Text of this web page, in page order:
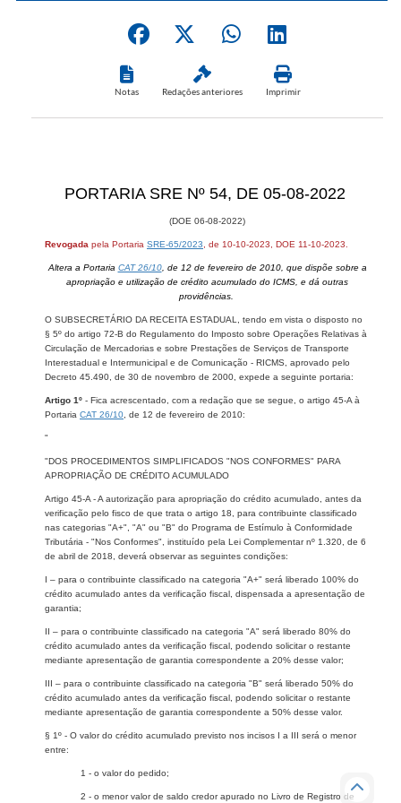
Notas Redações anteriores Imprimir
​PORTARIA SRE Nº 54, DE 05-08-2022
(DOE 06-08-2022)
Revogada pela Portaria SRE-65/2023 , de 10-10-2023, DOE 11-10-2023.​​​​​​​​
Altera a Portaria CAT 26/10, de 12 de fevereiro de 2010, que dispõe sobre a
apropriação e utilização de crédito acumulado do ICMS, e dá outras
providências.
O SUBSECRETÁRIO DA RECEITA ESTADUAL, tendo em vista o disposto no
§ 5º do artigo 72-B do Regulamento do Imposto sobre Operações Relativas à
Circulação de Merc​adorias e sobre Prestações de Serviços de Transporte
Interestadual e Intermunicipal e de Comunicação - RICMS, aprovado pelo
Decreto 45.490, de 30 de novembro de 2000, expede a seguinte portaria:
Artigo 1º - Fica acrescentado, com a redação que se segue, o artigo 45-A à
Portaria CAT 26/10 , de 12 de fevereiro de 2010:
"
"DOS PROCEDIMENTOS SIMPLIFICADOS "NOS CONFORMES" PARA
APROPRIAÇÃO DE CRÉDITO ACUMULADO
Artigo 45-A - A autorização para apropriação do crédito acumulado, antes da
verificação pelo fisco de que trata o artigo 18, para contribuinte classificado
nas categorias "A+", "A" ou "B" do Programa de Estímulo à Conformidade
Tributária - "Nos Conformes", instituído pela Lei Complementar nº 1.320, de 6
de abril de 2018, deverá observar as seguintes condições:
I – para o contribuinte classificado na categoria "A+" será liberado 100% do
crédito acumulado antes da verificação fiscal, dispensada a apresentação de
garantia;
II – para o contribuinte classificado na categoria "A" será liberado 80% do
crédito acumulado antes da verificação fiscal, podendo solicitar o restante
mediante apresentação de garantia correspondente a 20% desse valor;
III – para o contribuinte classificado na categoria "B" será liberado 50% do
crédito acumulado antes da verificação fiscal, podendo solicitar o restante
mediante apresentação de garantia correspondente a 50% desse valor.
§ 1º - O valor do crédito acumulado previsto nos incisos I a III será o menor
entre:
1 - o valor do pedido;
2 - o menor valor de saldo credor apurado no Livro de Registro de